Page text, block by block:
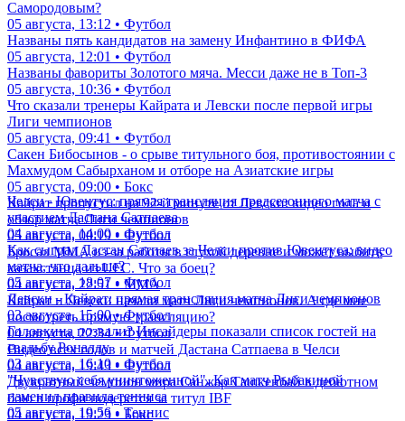
Самородовым?
05 августа, 13:12 • Футбол
Названы пять кандидатов на замену Инфантино в ФИФА
05 августа, 12:01 • Футбол
Названы фавориты Золотого мяча. Месси даже не в Топ-3
05 августа, 10:36 • Футбол
Что сказали тренеры Кайрата и Левски после первой игры
Лиги чемпионов
05 августа, 09:41 • Футбол
Сакен Бибосынов - о срыве титульного боя, противостоянии с
Махмудом Сабырханом и отборе на Азиатские игры
05 августа, 09:00 • Бокс
Кайрат пропустил на 92-й минуте от Левски: видео гола и
обзор матча Лиги чемпионов
05 августа, 00:19 • Футбол
Бросал ММА из-за работы в глухой деревне и может выбить
казахстанца из UFC. Что за боец?
04 августа, 22:51 • ММА
Кайрат и Левски начали матч Лиги чемпионов. А где мне
посмотреть прямую трансляцию?
04 августа, 22:34 • Футбол
Видео всех голов и матчей Дастана Сатпаева в Челси
04 августа, 19:43 • Футбол
Двукратный чемпион мира Санжар Ташкенбай в дебютном
бою в профи подерется за титул IBF
04 августа, 19:23 • Бокс
Челси - Ювентус: прямая трансляция предсезонного матча с
участием Дастана Сатпаева
04 августа, 14:00 • Футбол
Как сыграл Дастан Сатпаев за Челси против Ювентуса: видео
матча, что дальше?
05 августа, 18:07 • Футбол
Левски - Кайрат: прямая трансляция матча Лиги чемпионов
03 августа, 15:00 • Футбол
Головкина позвали? Инсайдеры показали список гостей на
свадьбу Роналду
03 августа, 16:10 • Футбол
"Чувствую себя уничтоженной". Как матч Рыбакиной
изменил правила тенниса
05 августа, 19:56 • Теннис